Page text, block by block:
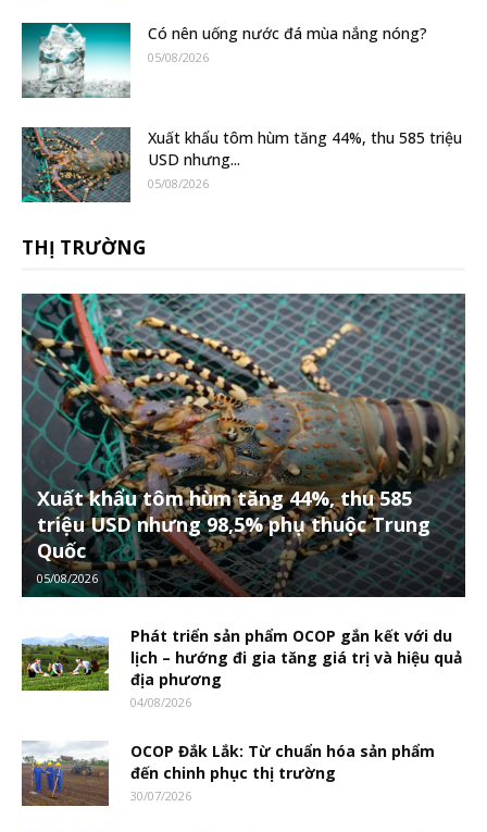
Có nên uống nước đá mùa nắng nóng?
05/08/2026
Xuất khẩu tôm hùm tăng 44%, thu 585 triệu
USD nhưng...
05/08/2026
THỊ TRƯỜNG
Xuất khẩu tôm hùm tăng 44%, thu 585
triệu USD nhưng 98,5% phụ thuộc Trung
Quốc
05/08/2026
Phát triển sản phẩm OCOP gắn kết với du
lịch – hướng đi gia tăng giá trị và hiệu quả
địa phương
04/08/2026
OCOP Đắk Lắk: Từ chuẩn hóa sản phẩm
đến chinh phục thị trường
30/07/2026